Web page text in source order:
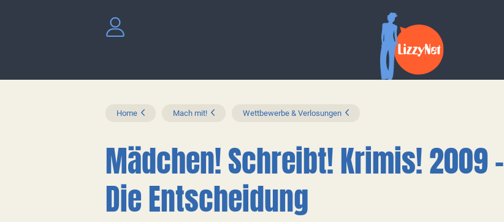
Home Mach mit! Wettbewerbe & Verlosungen
Mädchen! Schreibt! Krimis! 2009 -
Die Entscheidung